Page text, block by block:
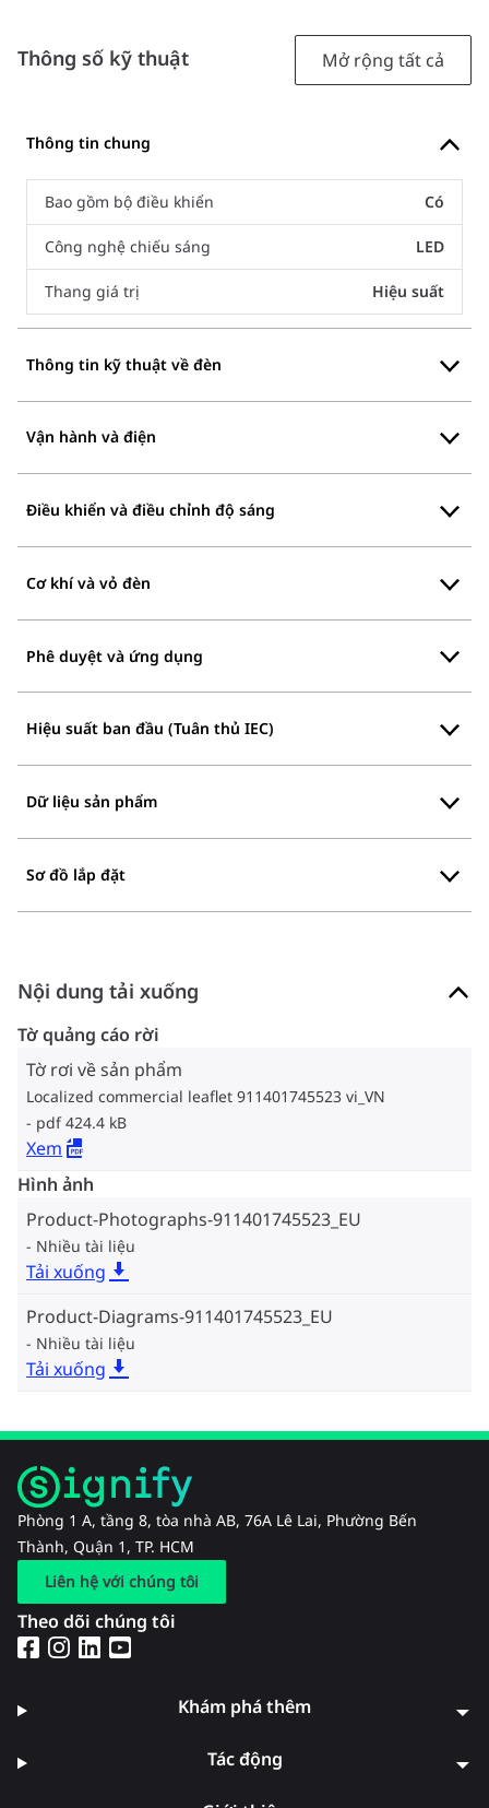
Thông số kỹ thuật Mở rộng tất cả
Thông tin chung
Bao gồm bộ điều khiển Có
Công nghệ chiếu sáng LED
Thang giá trị Hiệu suất
Thông tin kỹ thuật về đèn
Vận hành và điện
Điều khiển và điều chỉnh độ sáng
Cơ khí và vỏ đèn
Phê duyệt và ứng dụng
Hiệu suất ban đầu (Tuân thủ IEC)
Dữ liệu sản phẩm
Sơ đồ lắp đặt
Nội dung tải xuống
Tờ quảng cáo rời
Tờ rơi về sản phẩm
Localized commercial leaflet 911401745523 vi_VN
pdf 424.4 kB
Xem
Hình ảnh
Product-Photographs-911401745523_EU
Nhiều tài liệu
Tải xuống
Product-Diagrams-911401745523_EU
Nhiều tài liệu
Tải xuống
Phòng 1 A, tầng 8, tòa nhà AB, 76A Lê Lai, Phường Bến
Thành, Quận 1, TP. HCM
Liên hệ với chúng tôi
Theo dõi chúng tôi
Khám phá thêm
Tác động